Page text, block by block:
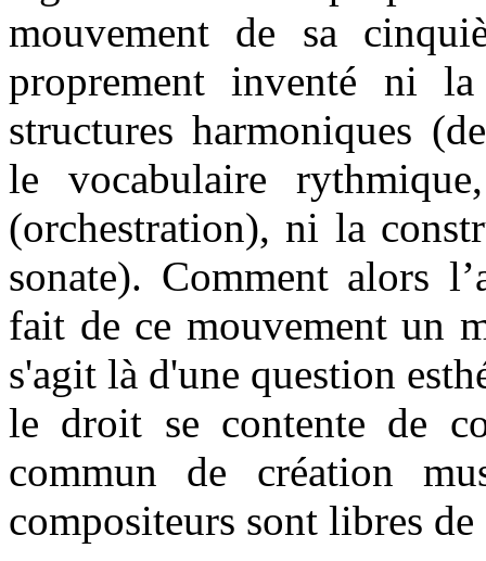
mouvement de sa
proprement inventé ni
structures harmoniques
le vocabulaire
(orchestration), ni la
sonate). Comment alors
fait de ce mouvement un
s'agit là d'une question
le droit se contente de
commun de création
compositeurs sont libres